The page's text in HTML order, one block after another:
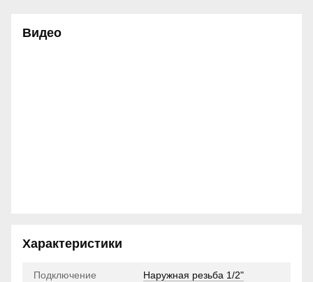
Видео
Характеристики
Подключение Наружная резьба 1/2"